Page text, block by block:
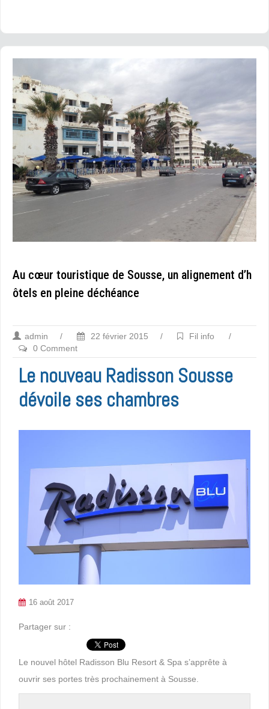
Au cœur touristique de Sousse, un alignement d’h
ôtels en pleine déchéance
admin / 22 février 2015 / Fil info
/
0 Comment
Le nouveau Radisson Sousse
dévoile ses chambres
16 août 2017
Partager sur :
Le nouvel hôtel Radisson Blu Resort & Spa s’apprête à
ouvrir ses portes très prochainement à Sousse.